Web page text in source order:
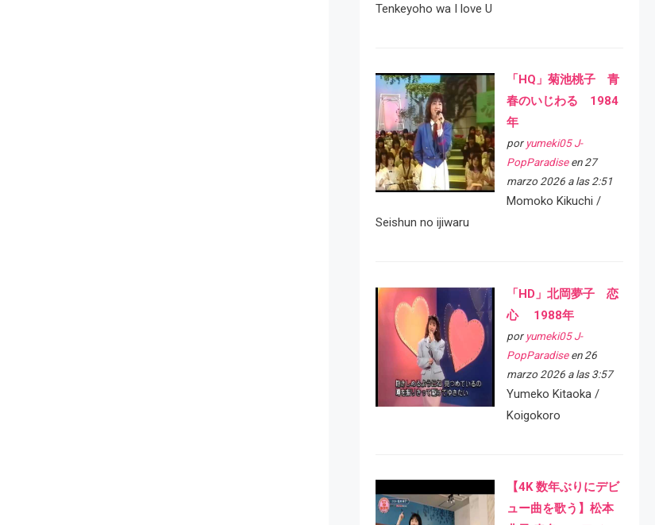
Tenkeyoho wa I love U
「HQ」菊池桃子 青
春のいじわる 1984
年
por yumeki05 J-
PopParadiseen 27
marzo 2026 a las 2:51
Momoko Kikuchi /
Seishun no ijiwaru
「HD」北岡夢子 恋
心 1988年
por yumeki05 J-
PopParadiseen 26
marzo 2026 a las 3:57
Yumeko Kitaoka /
Koigokoro
【4K 数年ぶりにデビ
ュー曲を歌う】松本